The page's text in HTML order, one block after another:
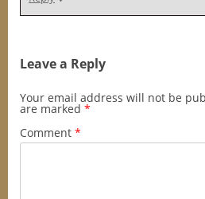
Leave a Reply
Your email address will not be
are marked *
Comment *